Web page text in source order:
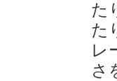
た
た
レ
さ